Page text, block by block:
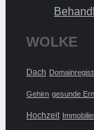
WOLKE
Dach
Gehirn gesunde
Hochzeit